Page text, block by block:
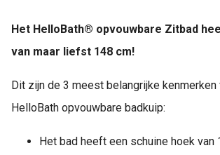
Het HelloBath® opvouwbare Zitbad
van maar liefst 148 cm!
Dit zijn de 3 meest belangrijke kenmerken
HelloBath opvouwbare badkuip:
Het bad heeft een schuine hoek van